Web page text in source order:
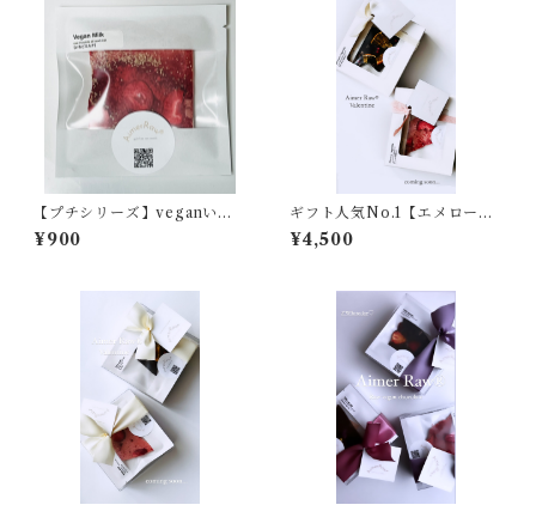
【プチシリーズ】veganいち
ごミルク・4ベリー・せとか
¥900
ギフト人気No.1【エメロー】
ギフトBOX 5 （ 5種類アソー
ト）
¥4,500